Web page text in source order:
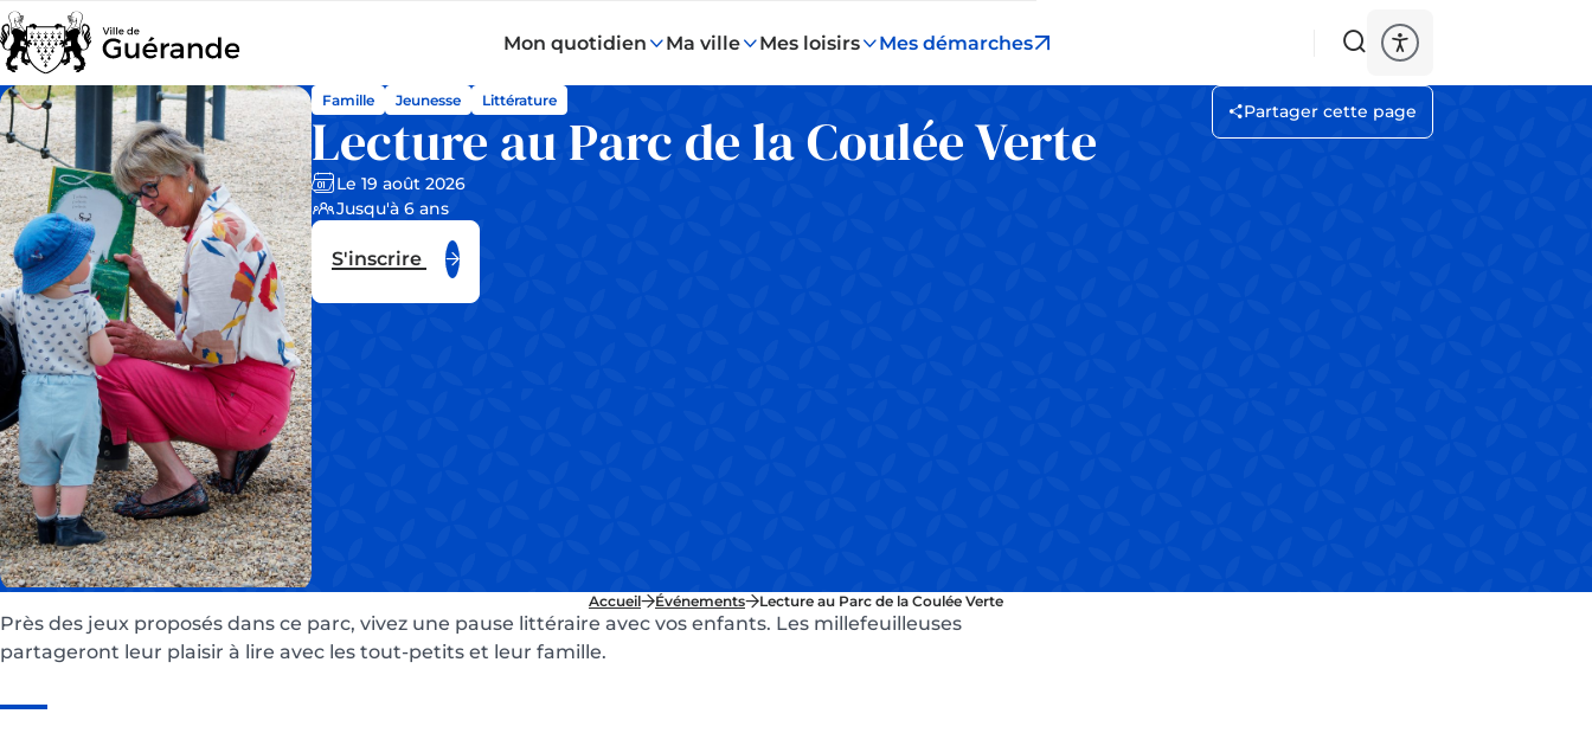
Mon quotidien Ma ville Mes loisirs Mes démarches
Lecture au Parc de la Coulée Verte
Famille Jeunesse Littérature
Le 19 août 2026
Jusqu'à 6 ans
S'inscrire
Partager cette page
Accueil Événements Lecture au Parc de la Coulée Verte
Près des jeux proposés dans ce parc, vivez une pause littéraire avec vos enfants. Les millefeuilleuses
partageront leur plaisir à lire avec les tout-petits et leur famille.